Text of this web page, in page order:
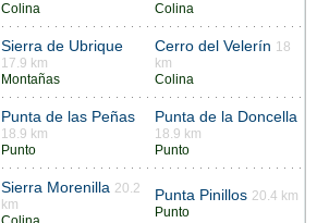
Colina
Colina
Sierra de Ubrique
17.9 km
Montañas
Cerro del Velerín 18
km
Colina
Punta de las Peñas
18.9 km
Punto
Punta de la Doncella
18.9 km
Punto
Sierra Morenilla 20.2
km
Colina
Punta Pinillos 20.4 km
Punto